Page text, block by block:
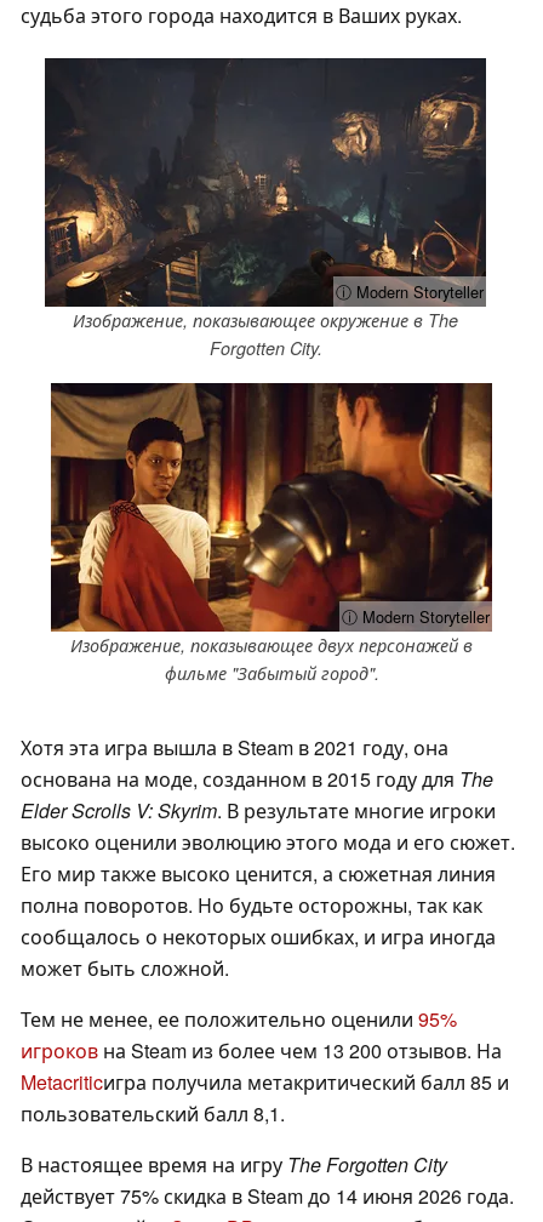
судьба этого города находится в Ваших руках.
ⓘ Modern Storyteller
Изображение, показывающее окружение в The
Forgotten City.
ⓘ Modern Storyteller
Изображение, показывающее двух персонажей в
фильме "Забытый город".
Хотя эта игра вышла в Steam в 2021 году, она
основана на моде, созданном в 2015 году для The
Elder Scrolls V: Skyrim. В результате многие игроки
высоко оценили эволюцию этого мода и его сюжет.
Его мир также высоко ценится, а сюжетная линия
полна поворотов. Но будьте осторожны, так как
сообщалось о некоторых ошибках, и игра иногда
может быть сложной.
Тем не менее, ее положительно оценили 95%
игроков на Steam из более чем 13 200 отзывов. На
Metacriticигра получила метакритический балл 85 и
пользовательский балл 8,1.
В настоящее время на игру The Forgotten City
действует 75% скидка в Steam до 14 июня 2026 года.